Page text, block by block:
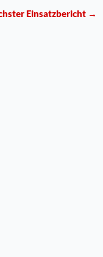
Einsatzbericht →